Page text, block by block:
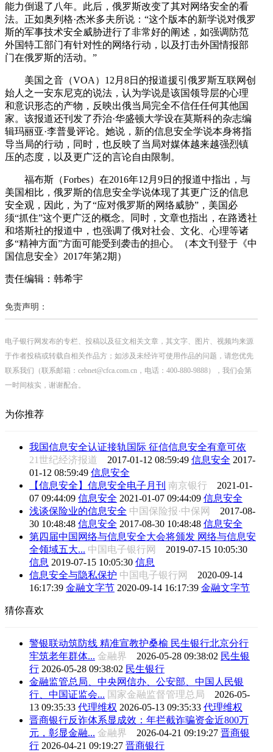
能力倒退了八年。此后，俄罗斯改变了其对网络安全的看
法。正如奥列格·杰米多夫所说：“这个版本的新学说对俄罗
斯的军事技术安全威胁进行了非常好的阐述，如强调防范
外国特工部门有针对性的网络行动，以及打击外国情报部
门在俄罗斯的活动。”
美国之音（VOA）12月8日的报道援引俄罗斯互联网创
始人之一安东尼克的说法，认为学说是该国领导层的心理
和意识形态的产物，反映出俄当局完全不信任任何其他国
家。该报道还刊发了乔治·华盛顿大学设在莫斯科的杂志编
辑玛丽亚·李普曼评论。她说，新的信息安全学说本身将指
导当局的行动，同时，也反映了当局对媒体越来越强烈镇
压的态度，以及更广泛的言论自由限制。
福布斯（Forbes）在2016年12月9日的报道中指出，与
美国相比，俄罗斯的信息安全学说体现了其更广泛的信息
安全观，因此，为了“应对俄罗斯的网络威胁”，美国必
须“抓住”这个更广泛的概念。同时，文章也指出，在路透社
和塔斯社的报道中，也强调了俄对社会、文化、心理等诸
多“精神方面”方面可能受到袭击的担心。（本文刊登于《中
国信息安全》2017年第2期）
责任编辑：韩希宇
免责声明：
电子银行网发布的专栏、投稿以及征文相关文章，其文字、图片、视频均来源
于作者投稿或转载自相关作品方；如涉及未经许可使用作品的问题，请您优先
联系我们（联系邮箱：cebnet@cfca.com.cn，电话：400-880-9888），我们会第
一时间核实，谢谢配合。
为你推荐
我国信息安全认证接轨国际 征信信息安全有章可依
21世纪经济报道 2017-01-12 08:59:49 信息安全 2017-
01-12 08:59:49 信息安全
【信息安全】信息安全电子月刊 南京银行 2021-01-
07 09:44:09 信息安全 2021-01-07 09:44:09 信息安全
浅谈保险业的信息安全 中国保险报·中保网 2017-08-
30 10:48:48 信息安全 2017-08-30 10:48:48 信息安全
第四届中国网络与信息安全大会将颁发 网络与信息安
全领域五大... 中国电子银行网 2019-07-15 10:05:30
信息 2019-07-15 10:05:30 信息
信息安全与隐私保护 中国电子银行网 2020-09-14
16:17:39 金融文字节 2020-09-14 16:17:39 金融文字节
猜你喜欢
警银联动筑防线 精准宣教护桑榆 民生银行北京分行
牢筑老年群体... 金融界 2026-05-28 09:38:02 民生银
行 2026-05-28 09:38:02 民生银行
金融监管总局、中央网信办、公安部、中国人民银
行、中国证监会... 国家金融监督管理总局 2026-05-
13 09:35:33 代理维权 2026-05-13 09:35:33 代理维权
晋商银行反诈体系显成效：年拦截诈骗资金近800万
元，彰显金融... 金融界 2026-04-21 09:19:27 晋商银
行 2026-04-21 09:19:27 晋商银行